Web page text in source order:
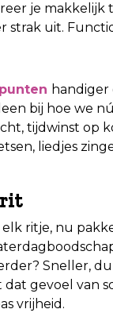
je makkelijk
strak uit.
bij hoe we
tijdwinst op
liedjes
ritje, nu
Sneller,
gevoel van
vrijheid.